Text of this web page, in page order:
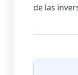
de las